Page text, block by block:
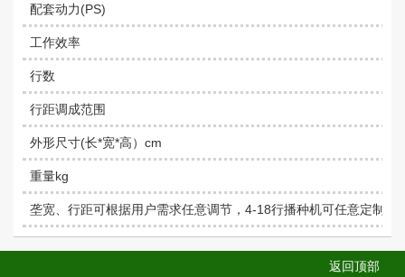
配套动力(PS)
工作效率
行数
行距调成范围
外形尺寸(长*宽*高）cm
重量kg
垄宽、行距可根据用户需求任意调节，4-18行播种机可任意定制
返回顶部